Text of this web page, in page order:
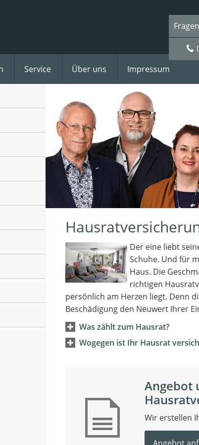
Service Über uns Impressum
Der eine liebt
Schuhe. Und für
Haus. Die
richtigen
persönlich am Herzen liegt. Denn
Beschädigung den Neuwert Ihrer
Was zählt zum Hausrat?
Wogegen ist Ihr Hausrat
Angebot
Wir erstellen
Angebot